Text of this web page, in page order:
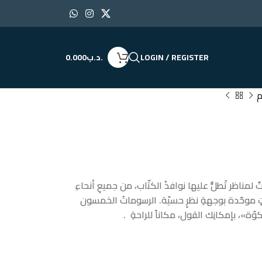
LOGIN / REGISTER .د.ب0.000
تُطلُّ عليها نوافذُ الكتّاب، من جميعِ أنحاءِ
موحّدة بوجهةِ نظرٍ حسيّة. الرسوماتُ الخمسون
بإمكانِك القول، مكاناً للراحةِ .